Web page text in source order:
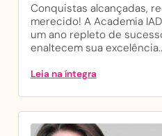
Conquistas alcançadas,
merecido! A Academia
um ano repleto de
enaltecem sua
Leia na íntegra